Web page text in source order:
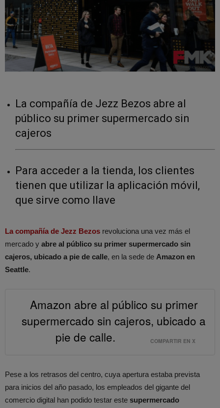
La compañía de Jezz Bezos abre al
público su primer supermercado sin
cajeros
Para acceder a la tienda, los clientes
tienen que utilizar la aplicación móvil,
que sirve como llave
La compañía de Jezz Bezos revoluciona una vez más el
mercado y abre al público su primer supermercado sin
cajeros, ubicado a pie de calle, en la sede de Amazon en
Seattle.
Amazon abre al público su primer
supermercado sin cajeros, ubicado a
pie de calle.
COMPARTIR EN X
Pese a los retrasos del centro, cuya apertura estaba prevista
para inicios del año pasado, los empleados del gigante del
comercio digital han podido testar este supermercado